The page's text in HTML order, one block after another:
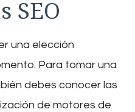
SEO
una elección
Para tomar una
debes conocer las
de motores de